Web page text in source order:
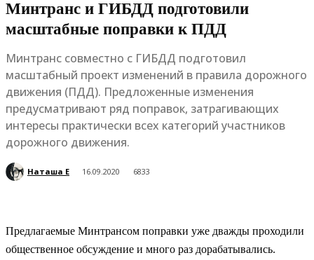
Минтранс и ГИБДД подготовили
масштабные поправки к ПДД
Минтранс совместно с ГИБДД подготовил
масштабный проект изменений в правила дорожного
движения (ПДД). Предложенные изменения
предусматривают ряд поправок, затрагивающих
интересы практически всех категорий участников
дорожного движения.
Наташа Е 16.09.2020 6833
Предлагаемые Минтрансом поправки уже дважды проходили
общественное обсуждение и много раз дорабатывались.